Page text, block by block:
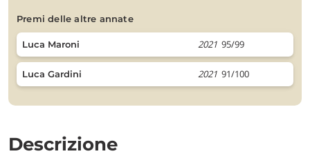
premi delle altre annate
Luca Maroni 2021 95/99
Luca Gardini 2021 91/100
Descrizione